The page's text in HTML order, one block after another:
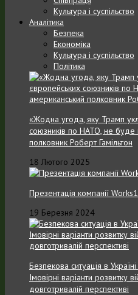
Культура і суспільство
Аналітика
Безпека
Економіка
Культура і суспільство
Політика
«Жодна угода, яку Трамп
союзників по НАТО, не буде
полковник Роберт Гамільтон
18 Лютого 2025
Презентація компанії
19 Березня 2024
Безпекова ситуація в
Імовірні варіанти розвитку
довготривалій перспективі